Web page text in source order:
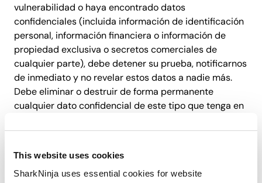
This website uses cookies
SharkNinja uses essential cookies for website
vulnerabilidad o haya encontrado datos
confidenciales (incluida información de identificación
personal, información financiera o información de
propiedad exclusiva o secretos comerciales de
cualquier parte), debe detener su prueba, notificarnos
de inmediato y no revelar estos datos a nadie más.
Debe eliminar o destruir de forma permanente
cualquier dato confidencial de este tipo que tenga en
notificarlo a SharkNinja, y certificar dicha destrucción
confidencialidad de todos los detalles de cualquier
vulnerabilidad descubierta hasta que SharkNinja haya